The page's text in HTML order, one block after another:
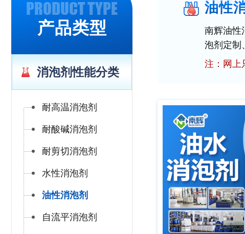
PRODUCT TYPE
产品类型
消泡剂性能分类
耐高温消泡剂
耐酸碱消泡剂
耐剪切消泡剂
水性消泡剂
油性消泡剂
自流平消泡剂
油性
南辉油性
泡剂定制
注：网上